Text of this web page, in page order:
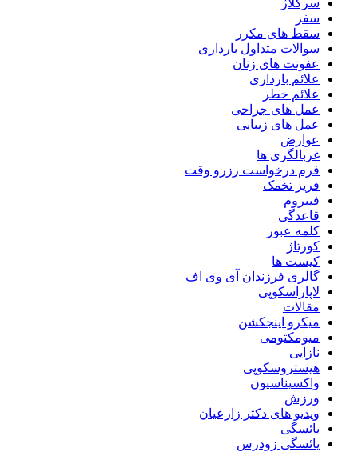
سرکلاژ
سفر
سقط های مکرر
سوالات متداول بارداری
عفونت های زنان
علائم بارداری
علائم خطر
عمل های جراحی
عمل های زیبایی
عوارض
غربالگری ها
فرم درخواست رزرو وقت
فریز تخمک
فیبروم
قاعدگی
کلمه عبور
کورتاژ
کیست ها
گالری فرزندان آی وی اف
لاپاراسکوپی
مقالات
میکرو اینجکشن
میومکتومی
نازایی
هیستروسکوپی
واکسیناسیون
ورزش
ویدیو های دکتر زارعیان
یائسگی
یائسگی زودرس